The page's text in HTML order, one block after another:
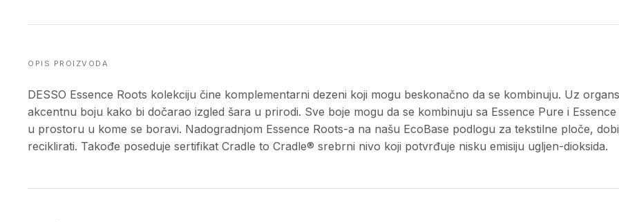
OPIS PROIZVODA
DESSO Essence Roots kolekciju čine komplementarni dezeni koji mogu beskonačno da se kombinuju. Uz
akcentnu boju kako bi dočarao izgled šara u prirodi. Sve boje mogu da se kombinuju sa Essence Pure i
u prostoru u kome se boravi. Nadogradnjom Essence Roots-a na našu EcoBase podlogu za tekstilne ploče,
reciklirati. Takođe poseduje sertifikat Cradle to Cradle® srebrni nivo koji potvrđuje nisku emisiju ugljen-dioksida.